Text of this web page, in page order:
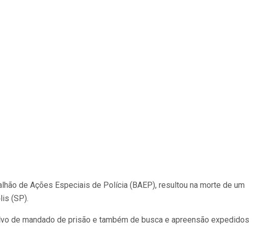
de Ações Especiais de Polícia (BAEP), resultou na morte de um
(SP).
de mandado de prisão e também de busca e apreensão expedidos